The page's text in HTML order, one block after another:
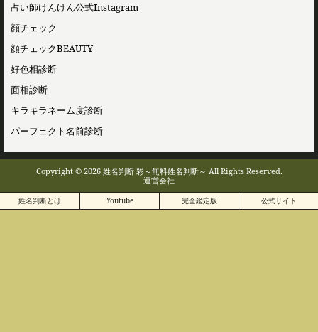
占い師けんけん公式Instagram
顔チェック
顔チェックBEAUTY
好色相診断
面相診断
キラキラネーム度診断
パーフェクト名前診断
Copyright © 2026 姓名判断 彩～無料姓名判断～ All Rights Reserved.
運営会社
姓名判断とは Youtube 完全鑑定版 公式サイト